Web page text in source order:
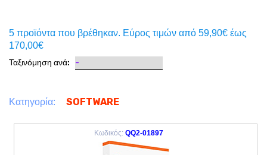
5 προϊόντα που βρέθηκαν. Eύρος τιμών από 59,90€ έως
170,00€
Ταξινόμηση ανά:
Κατηγορία: SOFTWARE
Κωδικός: QQ2-01897